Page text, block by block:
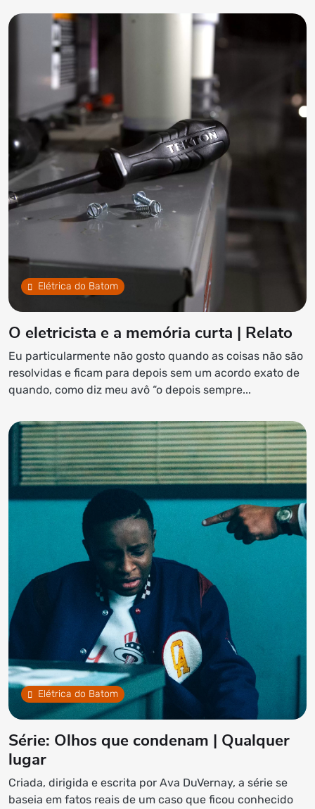
Elétrica do Batom
O eletricista e a memória curta | Relato
Eu particularmente não gosto quando as coisas não são
resolvidas e ficam para depois sem um acordo exato de
quando, como diz meu avô “o depois sempre...
Elétrica do Batom
Série: Olhos que condenam | Qualquer
lugar
Criada, dirigida e escrita por Ava DuVernay, a série se
baseia em fatos reais de um caso que ficou conhecido